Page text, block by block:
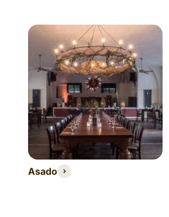
Asado